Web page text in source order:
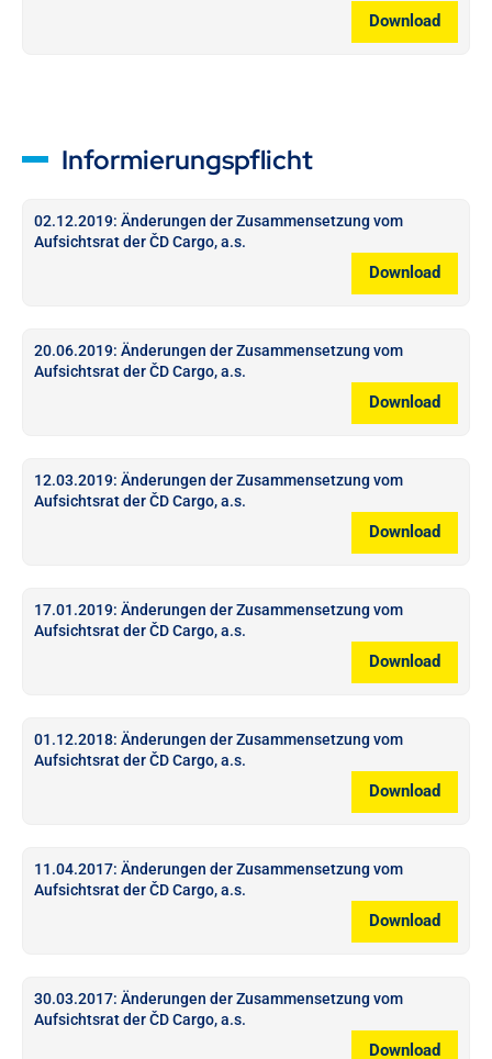
Download
Informierungspflicht
02.12.2019: Änderungen der Zusammensetzung vom
Aufsichtsrat der ČD Cargo, a.s.
Download
20.06.2019: Änderungen der Zusammensetzung vom
Aufsichtsrat der ČD Cargo, a.s.
Download
12.03.2019: Änderungen der Zusammensetzung vom
Aufsichtsrat der ČD Cargo, a.s.
Download
17.01.2019: Änderungen der Zusammensetzung vom
Aufsichtsrat der ČD Cargo, a.s.
Download
01.12.2018: Änderungen der Zusammensetzung vom
Aufsichtsrat der ČD Cargo, a.s.
Download
11.04.2017: Änderungen der Zusammensetzung vom
Aufsichtsrat der ČD Cargo, a.s.
Download
30.03.2017: Änderungen der Zusammensetzung vom
Aufsichtsrat der ČD Cargo, a.s.
Download